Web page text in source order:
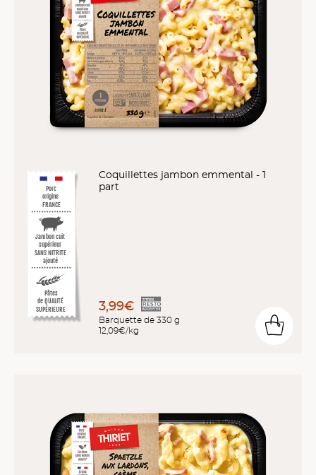
Pâtes
de QUALITÉ
SUPÉRIEURE
Porc
origine
FRANCE
Jambon cuit
supérieur
SANS NITRITE
ajouté
Coquillettes jambon emmental - 1
part
3,99€
Barquette de 330 g
12,09€/kg